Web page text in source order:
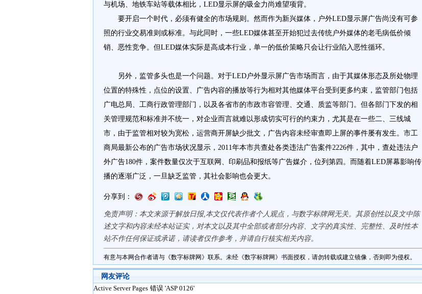
与机场、地铁车站等载体相比，LED显示屏的吸金力尚难望项背。
要开启一个时代，必须有健全的市场规则。然而作为新兴媒体，户外LED显示屏广告尚没有可参
照的行业交易准则或标准。与此同时，一些LED媒体甚至开始犯过去传统户外媒体的老毛病低价倾
销、恶性竞争。但LED媒体实际是高成本行业，单一的低价策略只会让行业陷入恶性循环。
另外，监管多头也是一个问题。对于LED户外显示屏广告市场而言，由于其媒体形态及所处物理
位置的特殊性，点位的设置、广告内容的播放等行为相对其他媒体平台受到更多约束，监管部门包括
广电总局、工商行政管理部门，以及各省市的市政市容管理、交通、质监等部门。但各部门下发的相
关管理规范和标准并不统一，对企业而言就难以形成切实可行的约束力，尤其是在一些二、三线城
市，由于监管相对较为宽松，运营商开屏缺少批文，广告内容未经审查即上屏的事件屡有发生。市工
商局最新公布的广告市场状况显示，2011年本市共查处各类违法广告案件2226件，其中，查处违法户
外广告180件，案件数量仅次于互联网、印刷品和报纸等广告媒介，位列第四。而随着LED屏幕影响传
播的逐渐广泛，一旦缺乏监管，其社会影响也会更大。
分享到：
免责声明：本文来源于解放日报,本文仅代表作者个人观点，与数字标牌网无关。其原创性以及文中陈
述文字和内容未经本站证实，对本文以及其中全部或者部分内容、文字的真实性、完整性、及时性本
站不作任何保证或承诺，请读者仅作参考，并请自行核实相关内容。
有意与本网合作者请与《数字标牌网》联系。未经《数字标牌网》书面授权，请勿转载或建立镜像，否则即为侵权。
网友评论